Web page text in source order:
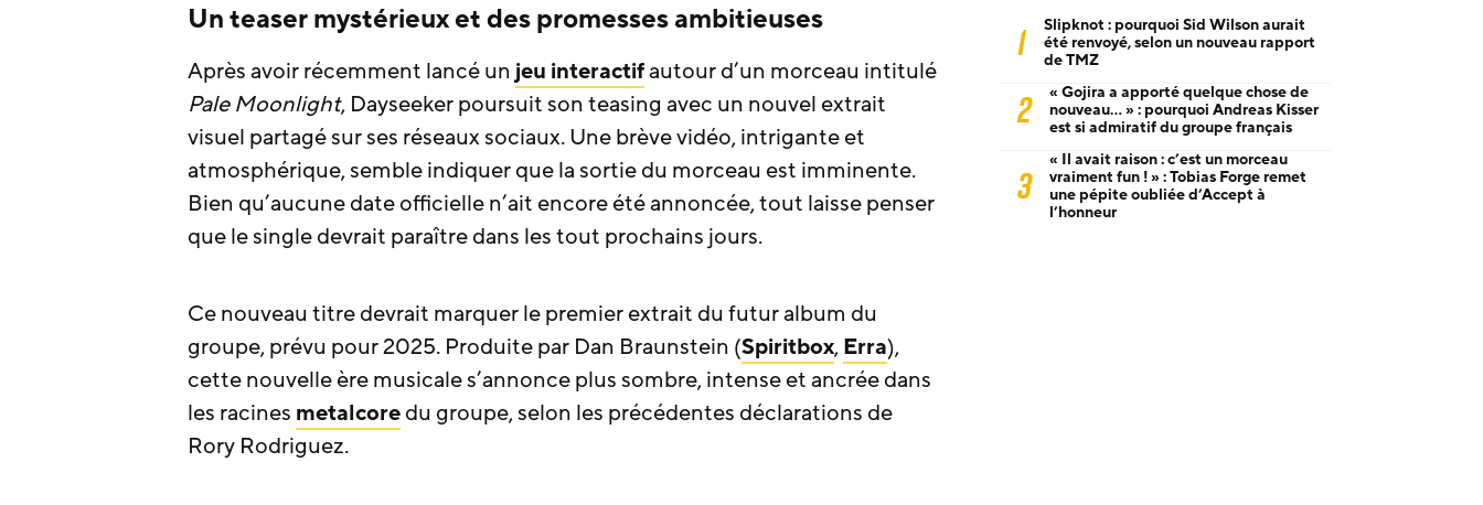
Un teaser mystérieux et des promesses ambitieuses
Après avoir récemment lancé un jeu interactifautour d’un morceau intitulé
Pale Moonlight, Dayseeker poursuit son teasing avec un nouvel extrait
visuel partagé sur ses réseaux sociaux. Une brève vidéo, intrigante et
atmosphérique, semble indiquer que la sortie du morceau est imminente.
Bien qu’aucune date officielle n’ait encore été annoncée, tout laisse penser
que le single devrait paraître dans les tout prochains jours.
Ce nouveau titre devrait marquer le premier extrait du futur album du
groupe, prévu pour 2025. Produite par Dan Braunstein (Spiritbox,Erra),
cette nouvelle ère musicale s’annonce plus sombre, intense et ancrée dans
les racines metalcoredu groupe, selon les précédentes déclarations de
Rory Rodriguez.
1
Slipknot : pourquoi Sid Wilson aurait
été renvoyé, selon un nouveau rapport
de TMZ
2
« Gojira a apporté quelque chose de
nouveau… » : pourquoi Andreas Kisser
est si admiratif du groupe français
3
« Il avait raison : c’est un morceau
vraiment fun ! » : Tobias Forge remet
une pépite oubliée d’Accept à
l’honneur